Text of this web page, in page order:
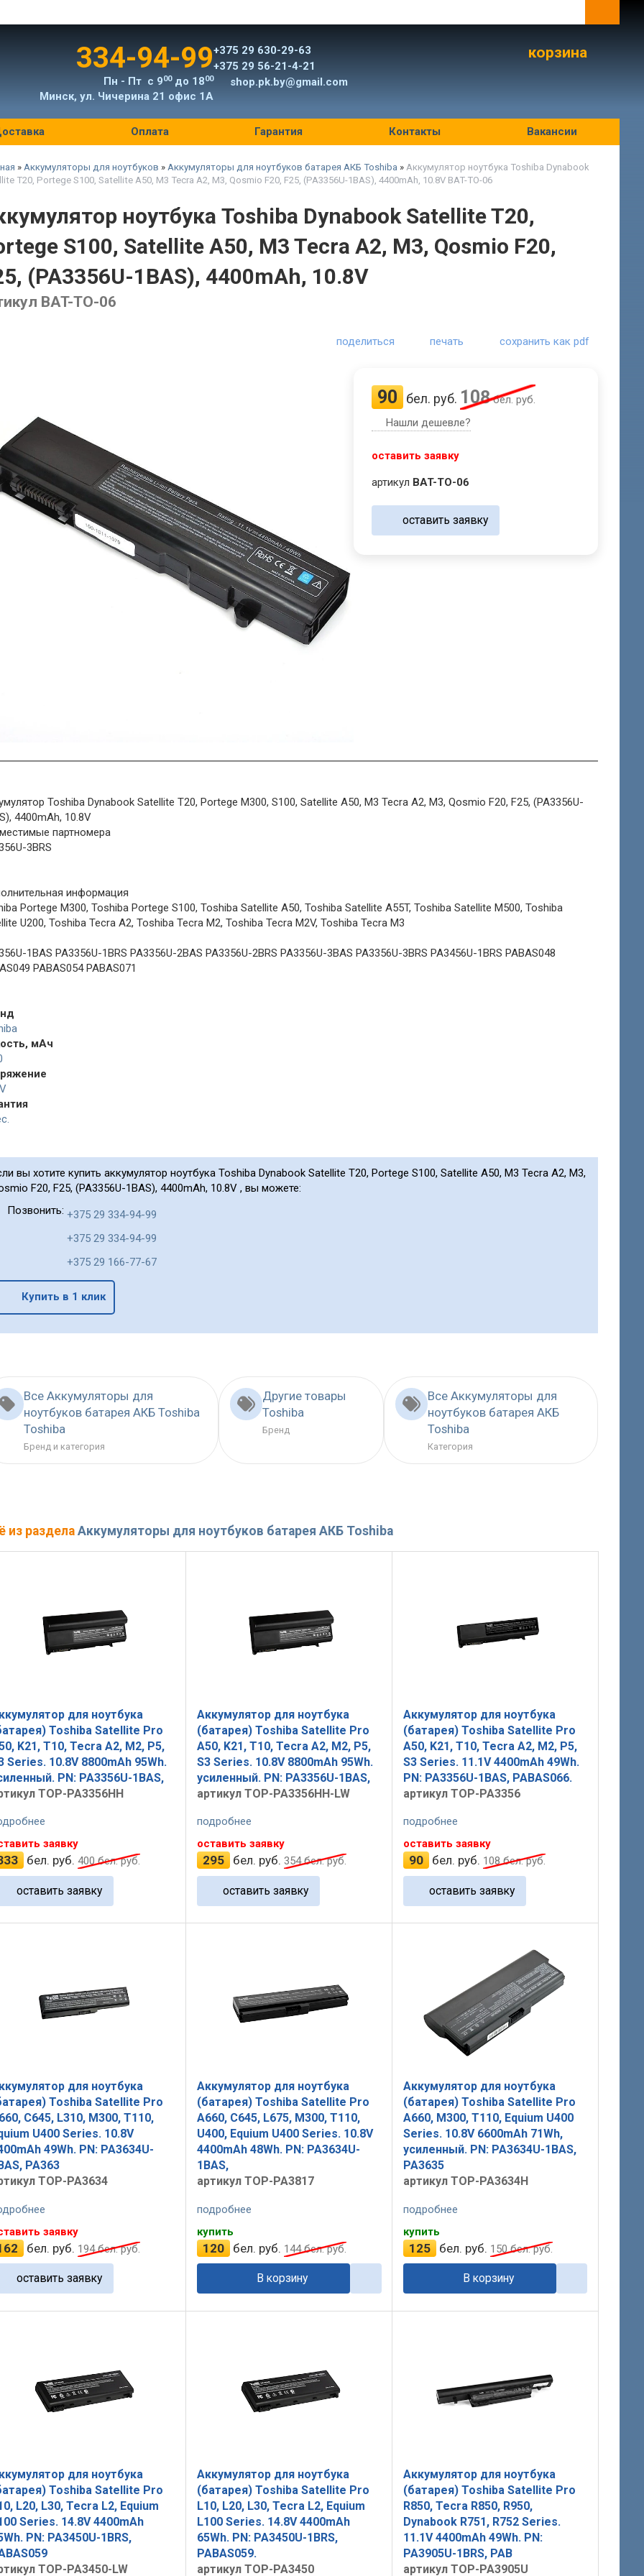
334-94-99
Пн - Пт с 900до 1800
Минск, ул. Чичерина 21 офис 1А
+375 29 630-29-63
+375 29 56-21-4-21
shop.pk.by@gmail.com
корзина
Оплата Гарантия Контакты Вакансии
» Аккумуляторы для ноутбуков » Аккумуляторы для ноутбуков батарея АКБ Toshiba » Аккумулятор ноутбука Toshiba Dynabook
T20, Portege S100, Satellite A50, M3 Tecra A2, M3, Qosmio F20, F25, (PA3356U-1BAS), 4400mAh, 10.8V BAT-TO-06
ноутбука Toshiba Dynabook Satellite T20,
S100, Satellite A50, M3 Tecra A2, M3, Qosmio F20,
(PA3356U-1BAS), 4400mAh, 10.8V
BAT-TO-06
поделиться печать сохранить как pdf
90 бел. руб. 108бел. руб.
Нашли дешевле?
оставить заявку
артикул BAT-TO-06
оставить заявку
Toshiba Dynabook Satellite T20, Portege M300, S100, Satellite A50, M3 Tecra A2, M3, Qosmio F20, F25, (PA3356U-
4400mAh, 10.8V
партномера
3BRS
информация
Portege M300, Toshiba Portege S100, Toshiba Satellite A50, Toshiba Satellite A55T, Toshiba Satellite M500, Toshiba
U200, Toshiba Tecra A2, Toshiba Tecra M2, Toshiba Tecra M2V, Toshiba Tecra M3
1BAS PA3356U-1BRS PA3356U-2BAS PA3356U-2BRS PA3356U-3BAS PA3356U-3BRS PA3456U-1BRS PABAS048
PABAS054 PABAS071
мАч
вы хотите купить аккумулятор ноутбука Toshiba Dynabook Satellite T20, Portege S100, Satellite A50, M3 Tecra A2, M3,
F20, F25, (PA3356U-1BAS), 4400mAh, 10.8V , вы можете:
Позвонить: +375 29 334-94-99
+375 29 334-94-99
+375 29 166-77-67
Купить в 1 клик
Все Аккумуляторы для
ноутбуков батарея АКБ Toshiba
Toshiba
Бренд и категория
Другие товары
Toshiba
Бренд
Все Аккумуляторы для
ноутбуков батарея АКБ
Toshiba
Категория
из раздела Аккумуляторы для ноутбуков батарея АКБ Toshiba
для ноутбука
Toshiba Satellite Pro
K21, T10, Tecra A2, M2, P5,
Series. 10.8V 8800mAh 95Wh.
PN: PA3356U-1BAS,
TOP-PA3356HH
заявку
бел. руб. 400бел. руб.
оставить заявку
Аккумулятор для ноутбука
(батарея) Toshiba Satellite Pro
A50, K21, T10, Tecra A2, M2, P5,
S3 Series. 10.8V 8800mAh 95Wh.
усиленный. PN: PA3356U-1BAS,
артикул TOP-PA3356HH-LW
подробнее
оставить заявку
295 бел. руб. 354бел. руб.
оставить заявку
Аккумулятор для ноутбука
(батарея) Toshiba Satellite Pro
A50, K21, T10, Tecra A2, M2, P5,
S3 Series. 11.1V 4400mAh 49Wh.
PN: PA3356U-1BAS, PABAS066.
артикул TOP-PA3356
подробнее
оставить заявку
90 бел. руб. 108бел. руб.
оставить заявку
для ноутбука
Toshiba Satellite Pro
C645, L310, M300, T110,
U400 Series. 10.8V
49Wh. PN: PA3634U-
PA363
TOP-PA3634
заявку
бел. руб. 194бел. руб.
оставить заявку
Аккумулятор для ноутбука
(батарея) Toshiba Satellite Pro
A660, C645, L675, M300, T110,
U400, Equium U400 Series. 10.8V
4400mAh 48Wh. PN: PA3634U-
1BAS,
артикул TOP-PA3817
подробнее
купить
120 бел. руб. 144бел. руб.
В корзину
Аккумулятор для ноутбука
(батарея) Toshiba Satellite Pro
A660, M300, T110, Equium U400
Series. 10.8V 6600mAh 71Wh,
усиленный. PN: PA3634U-1BAS,
PA3635
артикул TOP-PA3634H
подробнее
купить
125 бел. руб. 150бел. руб.
В корзину
для ноутбука
Toshiba Satellite Pro
L20, L30, Tecra L2, Equium
Series. 14.8V 4400mAh
PN: PA3450U-1BRS,
TOP-PA3450-LW
Аккумулятор для ноутбука
(батарея) Toshiba Satellite Pro
L10, L20, L30, Tecra L2, Equium
L100 Series. 14.8V 4400mAh
65Wh. PN: PA3450U-1BRS,
PABAS059.
артикул TOP-PA3450
Аккумулятор для ноутбука
(батарея) Toshiba Satellite Pro
R850, Tecra R850, R950,
Dynabook R751, R752 Series.
11.1V 4400mAh 49Wh. PN:
PA3905U-1BRS, PAB
артикул TOP-PA3905U